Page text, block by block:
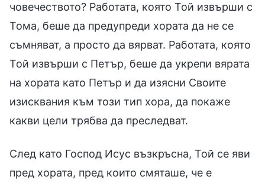
човечеството? Работата, която Той извърши с
Тома, беше да предупреди хората да не се
съмняват, а просто да вярват. Работата, която
Той извърши с Петър, беше да укрепи вярата
на хората като Петър и да изясни Своите
изисквания към този тип хора, да покаже
какви цели трябва да преследват.
След като Господ Исус възкръсна, Той се яви
пред хората, пред които смяташе, че е